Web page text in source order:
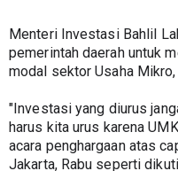
Menteri Investasi Bahlil
pemerintah daerah untuk
modal sektor Usaha
"Investasi yang diurus
harus kita urus karena
acara penghargaan atas
Jakarta, Rabu seperti